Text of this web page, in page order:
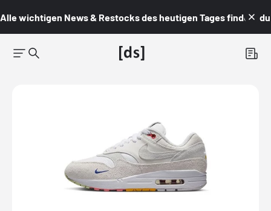
Alle wichtigen News & Restocks des heutigen Tages findest du